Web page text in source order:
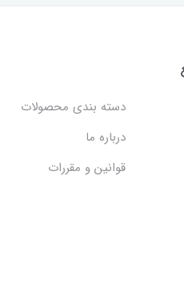
دسته بندی محصولات
درباره ما
قوانین و مقررات